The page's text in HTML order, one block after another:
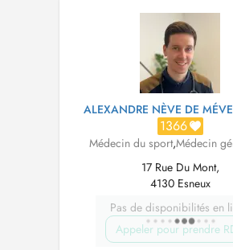
foot) Médecine de plongée et
ATTENTION : la prise de RDV
ALEXANDRE NÈVE DE
1366
Médecin du sport,Médecin
17 Rue Du Mont,
4130 Esneux
Pas de disponibilités en
Appeler pour prendre